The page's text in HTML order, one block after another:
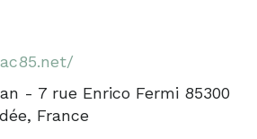
- 7 rue Enrico Fermi 85300
France